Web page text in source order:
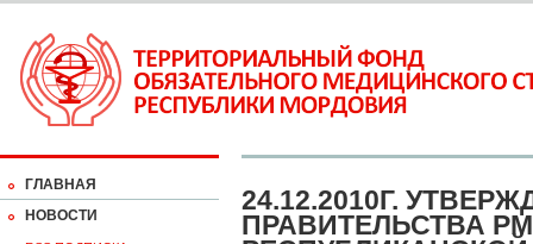
ГЛАВНАЯ
НОВОСТИ
24.12.2010Г.
ПРАВИТЕЛЬСТВА